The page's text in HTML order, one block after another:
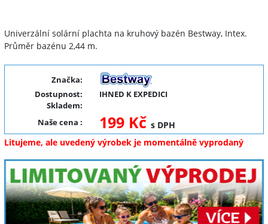
Univerzální solární plachta na kruhový bazén Bestway, Intex.
Průměr bazénu 2,44 m.
Značka:
Dostupnost:
IHNED K EXPEDICI
Skladem:
Naše cena : 199 Kč s DPH
Litujeme, ale uvedený výrobek je momentálně vyprodaný